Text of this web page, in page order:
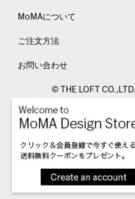
MoMAについて
ご注文方法
お問い合わせ
© THE LOFT
特定商取引法表示
カスタマーハラスメ
Visit